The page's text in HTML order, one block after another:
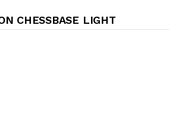
CHESSBASE LIGHT